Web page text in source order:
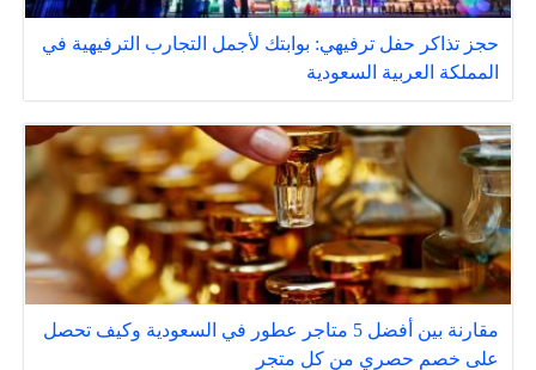
حجز تذاكر حفل ترفيهي: بوابتك لأجمل التجارب الترفيهية في
المملكة العربية السعودية
مقارنة بين أفضل 5 متاجر عطور في السعودية وكيف تحصل
على خصم حصري من كل متجر